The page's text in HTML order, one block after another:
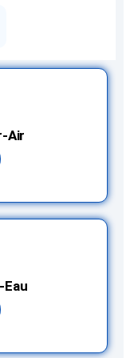
Air